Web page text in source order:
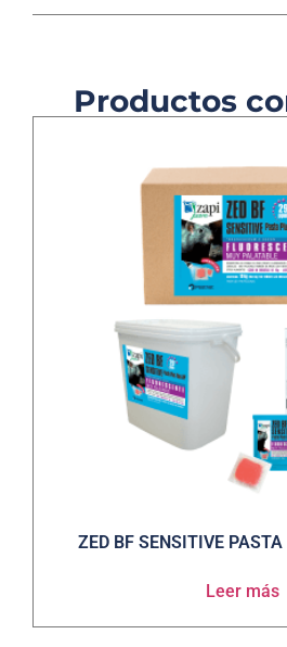
Productos
ZED BF SENSITIVE
Leer más